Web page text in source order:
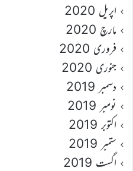
اپریل 2020
مارچ 2020
فروری 2020
جنوری 2020
دسمبر 2019
نومبر 2019
اکتوبر 2019
ستمبر 2019
اگست 2019